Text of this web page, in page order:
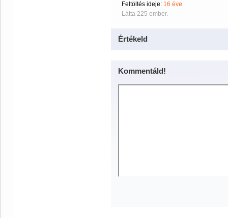
Feltöltés ideje: 16 éve
Látta 225 ember.
Értékeld
Kommentáld!